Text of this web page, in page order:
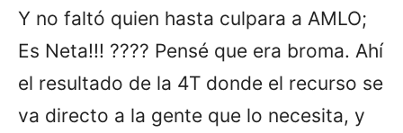
Y no faltó quien hasta culpara a AMLO;
Es Neta!!! ???? Pensé que era broma. Ahí
el resultado de la 4T donde el recurso se
va directo a la gente que lo necesita, y